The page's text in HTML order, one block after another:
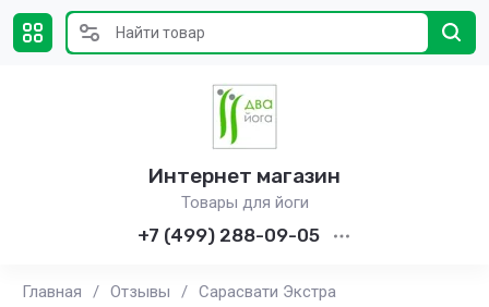
Интернет магазин
Товары для йоги
+7 (499) 288-09-05
Главная / Отзывы / Сарасвати Экстра